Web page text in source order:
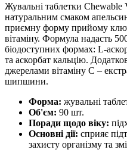
Жувальні таблетки Chewable
натуральним смаком
приємну форму прийому
вітаміну. Формула надасть
біодоступних формах: L-
та аскорбат кальцію.
джерелами вітаміну C –
шипшини.
Форма: жувальні
Об'єм: 90 шт.
Поради щодо віку:
Основні дії: сприяє
захисту організму та